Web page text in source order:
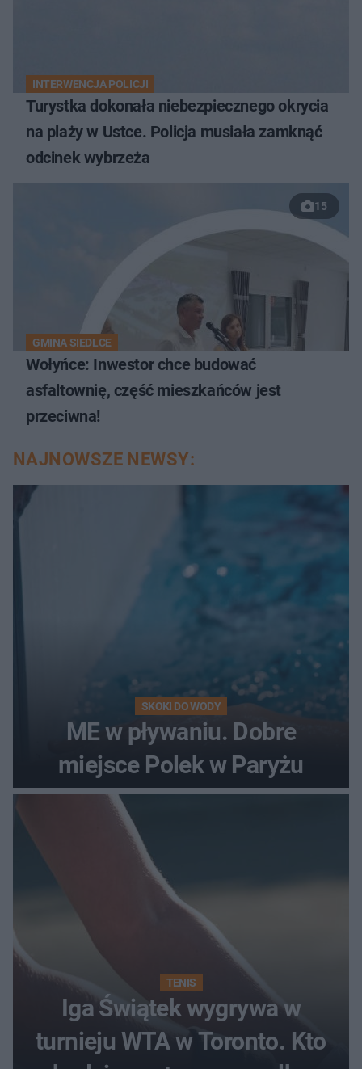
INTERWENCJA POLICJI
Turystka dokonała niebezpiecznego okrycia
na plaży w Ustce. Policja musiała zamknąć
odcinek wybrzeża
15
GMINA SIEDLCE
Wołyńce: Inwestor chce budować
asfaltownię, część mieszkańców jest
przeciwna!
NAJNOWSZE NEWSY:
SKOKI DO WODY
ME w pływaniu. Dobre
miejsce Polek w Paryżu
TENIS
Iga Świątek wygrywa w
turnieju WTA w Toronto. Kto